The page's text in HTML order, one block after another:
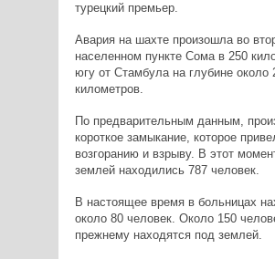
турецкий премьер.
Авария на шахте произошла во
населенном пункте Сома в 250
югу от Стамбула на глубине около
километров.
По предварительным данным,
короткое замыкание, которое
возгоранию и взрыву. В этот
землей находились 787 человек.
В настоящее время в больницах
около 80 человек. Около 150
прежнему находятся под землей.